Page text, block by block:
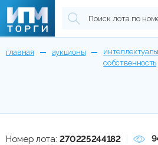
главная аукционы
собственность
Номер лота: 270225244182